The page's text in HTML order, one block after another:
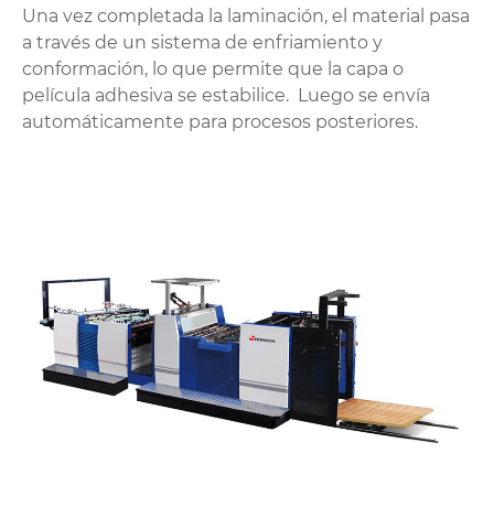
Una vez completada la laminación, el material pasa
a través de un sistema de enfriamiento y
conformación, lo que permite que la capa o
película adhesiva se estabilice. Luego se envía
automáticamente para procesos posteriores.